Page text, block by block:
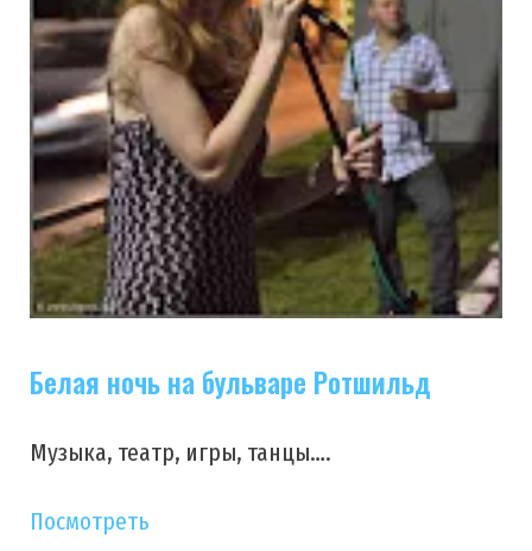
Белая ночь на бульваре Ротшильд
Музыка, театр, игры, танцы….
Посмотреть